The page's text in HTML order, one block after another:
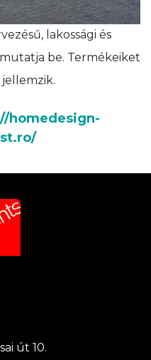
lakossági és
be. Termékeiket
homedesign-
út 10.